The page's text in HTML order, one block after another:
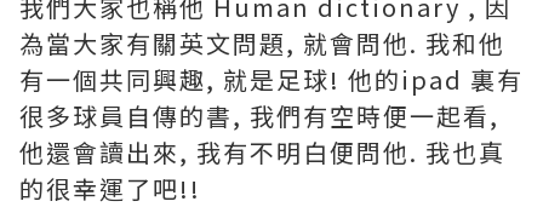
為當大家有關英文問題, 就會問他. 我和他
有一個共同興趣, 就是足球! 他的ipad 裏有
很多球員自傳的書, 我們有空時便一起看,
他還會讀出來, 我有不明白便問他. 我也真
的很幸運了吧!!